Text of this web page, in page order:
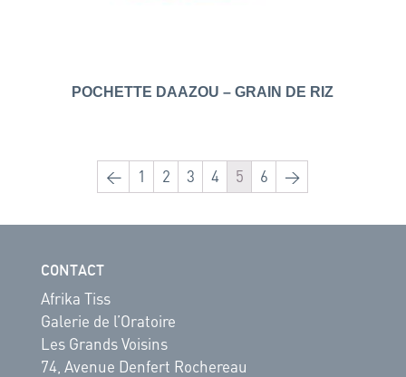
POCHETTE DAAZOU – GRAIN DE RIZ
← 1 2 3 4 5 6 →
CONTACT
Afrika Tiss
Galerie de l’Oratoire
Les Grands Voisins
74, Avenue Denfert Rochereau